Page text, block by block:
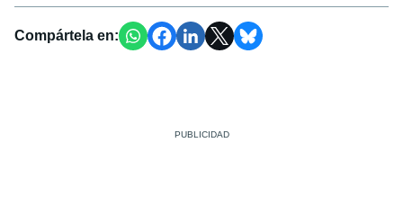
Compártela en: